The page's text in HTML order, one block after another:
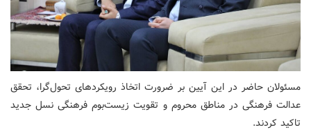
مسئولان حاضر در این آیین بر ضرورت اتخاذ رویکردهای تحول‌گرا، تحقق
عدالت فرهنگی در مناطق محروم و تقویت زیست‌بوم فرهنگی نسل جدید
تاکید کردند.